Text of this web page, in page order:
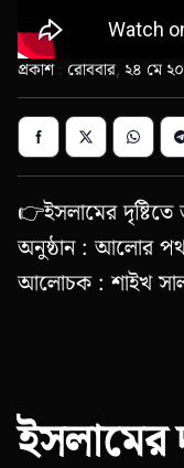
প্রকাশ : রোববার, ২৪ মে
👉ইসলামের দৃষ্টিতে
অনুষ্ঠান : আলোর
আলোচক : শাইখ
ইসলামের